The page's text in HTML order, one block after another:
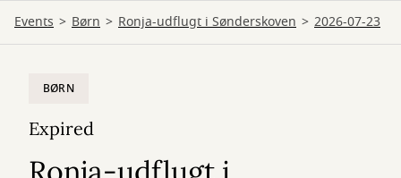
Events Børn Ronja-udflugt i Sønderskoven 2026-07-23
BØRN
Expired